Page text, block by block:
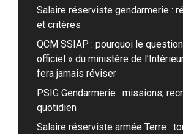
Salaire réserviste gendarmerie :
et critères
QCM SSIAP : pourquoi le
officiel » du ministère de
fera jamais réviser
PSIG Gendarmerie : missions,
quotidien
Salaire réserviste armée Terre :